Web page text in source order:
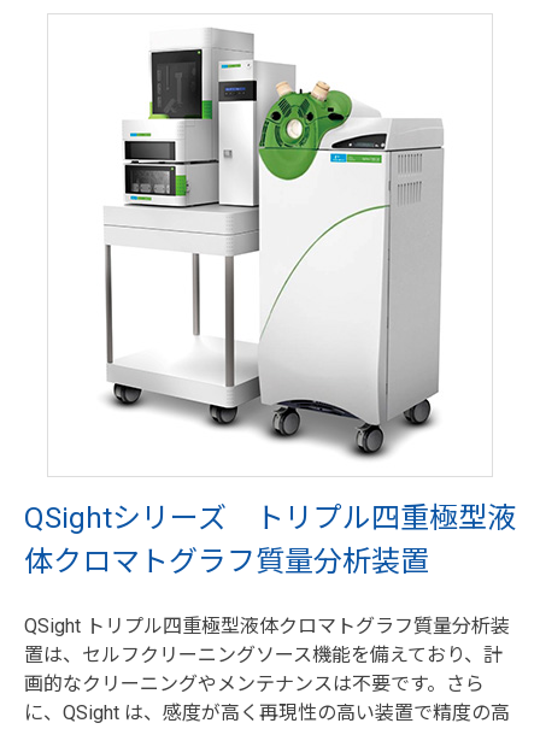
QSightシリーズ トリプル四重極型液
体クロマトグラフ質量分析装置
QSight トリプル四重極型液体クロマトグラフ質量分析装
置は、セルフクリーニングソース機能を備えており、計
画的なクリーニングやメンテナンスは不要です。さら
に、QSight は、感度が高く再現性の高い装置で精度の高